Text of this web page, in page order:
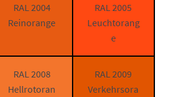
RAL 2004
Reinorange
RAL 2005
Leuchtorang
e
RAL 2008
Hellrotoran
RAL 2009
Verkehrsora